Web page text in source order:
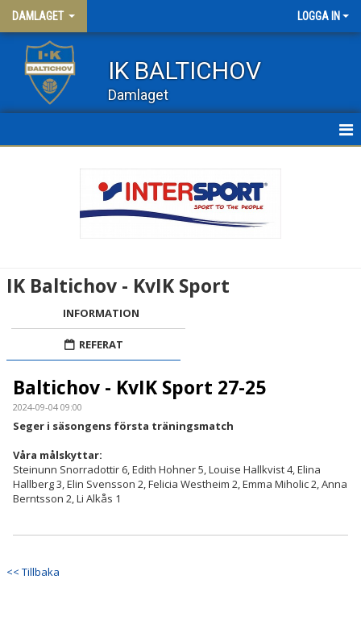
DAMLAGET LOGGA IN
IK BALTICHOV
Damlaget
IK Baltichov - KvIK Sport
INFORMATION
REFERAT
Baltichov - KvIK Sport 27-25
2024-09-04 09:00
Seger i säsongens första träningsmatch
Våra målskyttar:
Steinunn Snorradottir 6, Edith Hohner 5, Louise Hallkvist 4, Elina
Hallberg 3, Elin Svensson 2, Felicia Westheim 2, Emma Miholic 2, Anna
Berntsson 2, Li Alkås 1
<< Tillbaka